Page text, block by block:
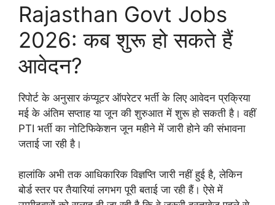
Rajasthan Govt Jobs
2026: कब शुरू हो सकते हैं
आवेदन?
रिपोर्ट के अनुसार कंप्यूटर ऑपरेटर भर्ती के लिए आवेदन प्रक्रिया
मई के अंतिम सप्ताह या जून की शुरुआत में शुरू हो सकती है। वहीं
PTI भर्ती का नोटिफिकेशन जून महीने में जारी होने की संभावना
जताई जा रही है।
हालांकि अभी तक आधिकारिक विज्ञप्ति जारी नहीं हुई है, लेकिन
बोर्ड स्तर पर तैयारियां लगभग पूरी बताई जा रही हैं। ऐसे में